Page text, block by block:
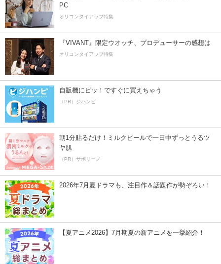
PC
オリコンタイアップ特集
『VIVANT』限定ウオッチ、プロデューサーの感想は
オリコンタイアップ特集
自販機にピッ！ですぐに買えちゃう
（PR）ジハンピ
朝1分貼るだけ！ミルクピールで一日中ずっとうるツ
ヤ肌
（PR）サボリーノ
2026年7月夏ドラマも、注目作＆話題作が勢ぞろい！
【夏アニメ2026】7月期夏の新アニメを一挙紹介！